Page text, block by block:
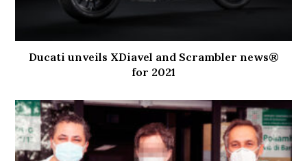
Ducati unveils XDiavel and Scrambler news®
for 2021